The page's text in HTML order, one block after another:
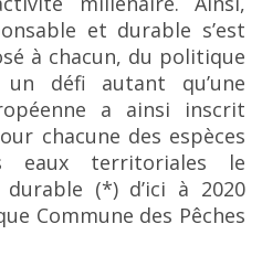
et durable s’est
à chacun, du politique
défi autant qu’une
a ainsi inscrit
chacune des espèces
eaux territoriales le
(*) d’ici à 2020
Commune des Pêches